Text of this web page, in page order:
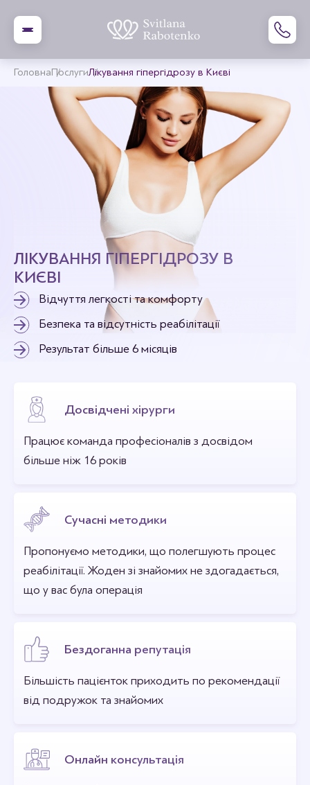
ГоловнаПослугиЛікування гіпергідрозу в Києві
ЛІКУВАННЯ ГІПЕРГІДРОЗУ В
КИЄВІ
Відчуття легкості та комфорту
Безпека та відсутність реабілітації
Результат більше 6 місяців
Досвідчені хірурги
Працює команда професіоналів з досвідом
більше ніж 16 років
Сучасні методики
Пропонуємо методики, що полегшують процес
реабілітації. Жоден зі знайомих не здогадається,
що у вас була операція
Бездоганна репутація
Більшість пацієнток приходить по рекомендації
від подружок та знайомих
Онлайн консультація